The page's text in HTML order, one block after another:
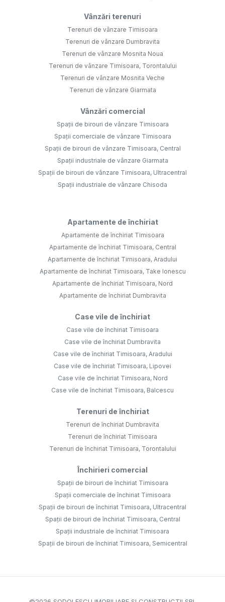
Vânzări terenuri
Terenuri de vânzare Timisoara
Terenuri de vânzare Dumbravita
Terenuri de vânzare Mosnita Noua
Terenuri de vânzare Timisoara, Torontalului
Terenuri de vânzare Mosnita Veche
Terenuri de vânzare Giarmata
Vânzări comercial
Spații de birouri de vânzare Timisoara
Spații comerciale de vânzare Timisoara
Spații de birouri de vânzare Timisoara, Central
Spații industriale de vânzare Giarmata
Spații de birouri de vânzare Timisoara, Ultracentral
Spații industriale de vânzare Chisoda
Apartamente de închiriat
Apartamente de închiriat Timisoara
Apartamente de închiriat Timisoara, Central
Apartamente de închiriat Timisoara, Aradului
Apartamente de închiriat Timisoara, Take Ionescu
Apartamente de închiriat Timisoara, Nord
Apartamente de închiriat Dumbravita
Case vile de închiriat
Case vile de închiriat Timisoara
Case vile de închiriat Dumbravita
Case vile de închiriat Timisoara, Aradului
Case vile de închiriat Timisoara, Lipovei
Case vile de închiriat Timisoara, Nord
Case vile de închiriat Timisoara, Balcescu
Terenuri de închiriat
Terenuri de închiriat Dumbravita
Terenuri de închiriat Timisoara
Terenuri de închiriat Timisoara, Torontalului
Închirieri comercial
Spații de birouri de închiriat Timisoara
Spații comerciale de închiriat Timisoara
Spații de birouri de închiriat Timisoara, Ultracentral
Spații de birouri de închiriat Timisoara, Central
Spații industriale de închiriat Timisoara
Spații de birouri de închiriat Timisoara, Semicentral